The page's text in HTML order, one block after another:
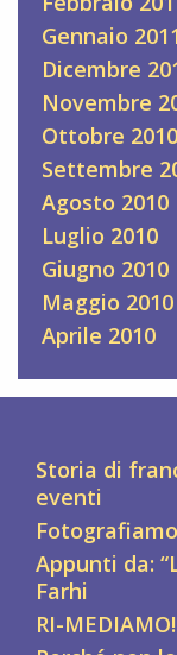
Gennaio 2011
Dicembre
Novembre
Ottobre 2010
Settembre
Agosto 2010
Luglio 2010
Giugno 2010
Maggio 2010
Aprile 2010
Storia di
eventi
Appunti da:
Farhi
RI-MEDIAMO!